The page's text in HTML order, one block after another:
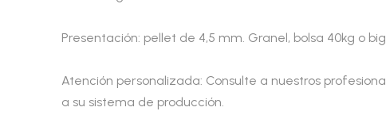
Presentación: pellet de 4,5 mm. Granel, bolsa 40kg o
Atención personalizada: Consulte a nuestros
a su sistema de producción.